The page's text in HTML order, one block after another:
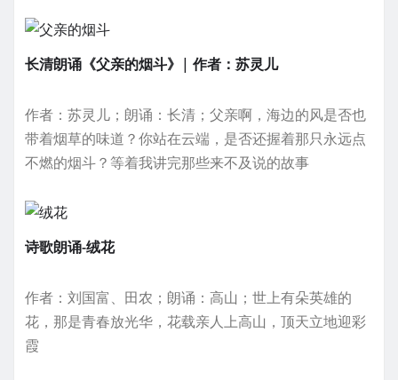
长清朗诵《父亲的烟斗》| 作者：苏灵儿
作者：苏灵儿；朗诵：长清；父亲啊，海边的风是否也
带着烟草的味道？你站在云端，是否还握着那只永远点
不燃的烟斗？等着我讲完那些来不及说的故事
诗歌朗诵-绒花
作者：刘国富、田农；朗诵：高山；世上有朵英雄的
花，那是青春放光华，花载亲人上高山，顶天立地迎彩
霞